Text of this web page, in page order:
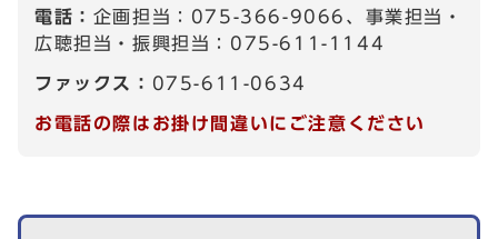
電話： 企画担当：075-366-9066、事業担当・
広聴担当・振興担当：075-611-1144
ファックス： 075-611-0634
お電話の際はお掛け間違いにご注意ください